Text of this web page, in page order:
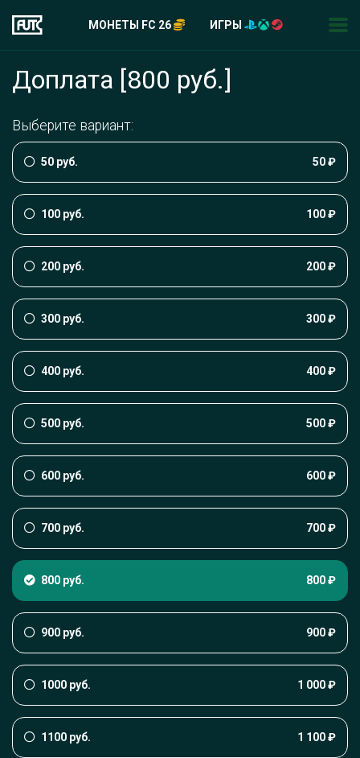
МОНЕТЫ FC 26 ИГРЫ
Доплата [800 руб.]
Выберите вариант:
50 руб. 50 ₽
100 руб. 100 ₽
200 руб. 200 ₽
300 руб. 300 ₽
400 руб. 400 ₽
500 руб. 500 ₽
600 руб. 600 ₽
700 руб. 700 ₽
800 руб. 800 ₽
900 руб. 900 ₽
1000 руб. 1 000 ₽
1100 руб. 1 100 ₽